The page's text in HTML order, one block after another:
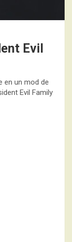
Evil
en un mod de
Evil Family